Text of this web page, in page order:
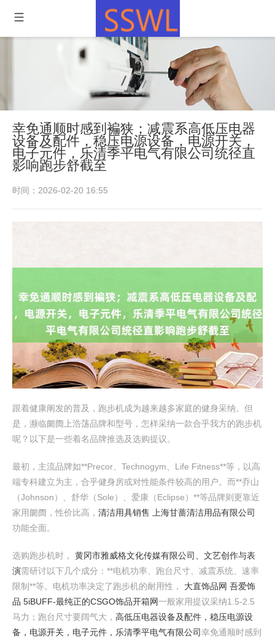
幸免通顺时感到褊狭；减震系高低压电器
设备及配件，稳压电源设备，电源开关，
电子元件，乐清季平电气有限公司统径直
影响跑步舒截至
时间：2026-02-20 16:55
跟着健康阐发的普及，跑步机成为越来越多家庭的健身采纳。但
是，濒临阛阓上浩荡品牌和型号，怎样采纳一款合乎我方的跑步机
呢？以下是一些着名品牌推选及选购提议。
最初，主流品牌如**Precor、Technogym、Life Fitness**等，以高
端专科建立为主，合乎健身房或对性能条件较高的用户。而**乔山
（Johnson）、舒华（Sole）、爱康（Eclipse）**等品牌则更靠近
家用阛阓，性价比高， 清洁用具销售 上海甘蔷清洁用品有限公司
功能全面。
选购跑步机时， 黄冈市雅威格文化传媒有限公司、文艺创作与表
演需研讨以下几个成分：**电机功率、跑台尺寸、减震系统、速率
限制**等。电机功率决定了跑步机的耐用性， 大直饰品网 吾爱饰
品 5iBUFF-最纯正的CSGO饰品开箱网一般家用提议采纳1.5-2.5
马力；跑台尺寸要阔气大， 高低压电器设备及配件，稳压电源设
备，电源开关，电子元件，乐清季平电气有限公司幸免通顺时感到